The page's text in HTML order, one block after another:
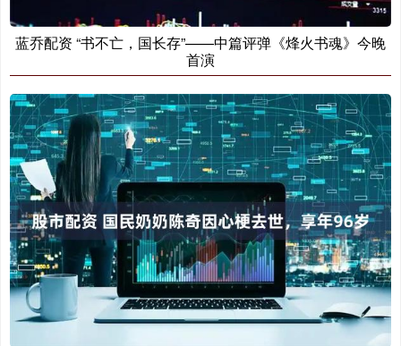
蓝乔配资 “书不亡，国长存”——中篇评弹《烽火书魂》今晚
首演